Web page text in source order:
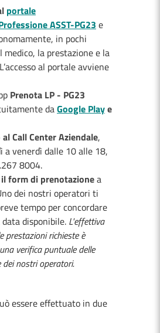
portale
ASST-PG23 e
in pochi
medico, la prestazione e la
al portale avviene
Prenota LP - PG23
daGoogle Playe
Call Center Aziendale,
a venerdì dalle 10 alle 18,
8004.
form di prenotazionea
dei nostri operatori ti
tempo per concordare
disponibile. L'effettiva
prestazioni richieste è
verifica puntuale delle
dei nostri operatori.
essere effettuato in due